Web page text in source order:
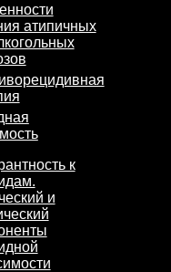
атипичных
к
и